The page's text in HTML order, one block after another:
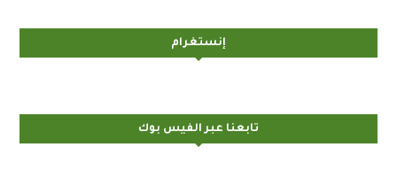
إنستغرام
تابعنا عبر الفيس بوك